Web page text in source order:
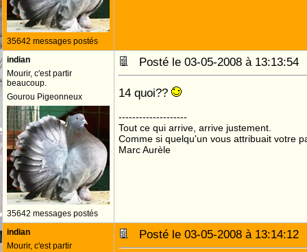
35642 messages postés
indian
Mourir, c'est partir
beaucoup.
Gourou Pigeonneux
35642 messages postés
Posté le 03-05-2008 à
14 quoi??
--------------------
Tout ce qui arrive, arrive justement.
Comme si quelqu'un vous attribuait votre
Marc Aurèle
indian
Mourir, c'est partir
Posté le 03-05-2008 à